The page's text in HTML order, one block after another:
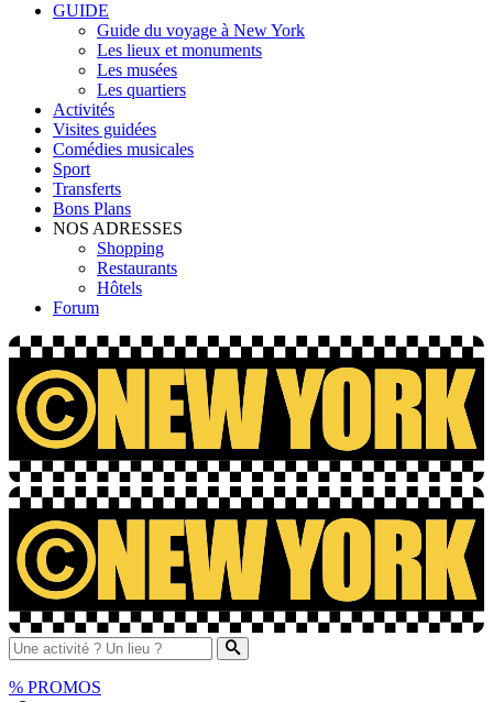
GUIDE
Guide du voyage à New York
Les lieux et monuments
Les musées
Les quartiers
Activités
Visites guidées
Comédies musicales
Sport
Transferts
Bons Plans
NOS ADRESSES
Shopping
Restaurants
Hôtels
Forum
% PROMOS